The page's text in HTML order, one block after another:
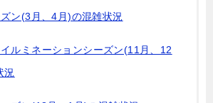
ン(3月、4月)の混雑状況
ルミネーションシーズン(11月、12
況